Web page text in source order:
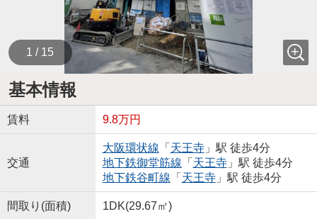
1 / 15
基本情報
賃料 9.8万円
交通
大阪環状線 「 天王寺」駅 徒歩4分
地下鉄御堂筋線 「 天王寺」駅 徒歩4分
地下鉄谷町線 「 天王寺」駅 徒歩4分
間取り(面積) 1DK(29.67㎡)